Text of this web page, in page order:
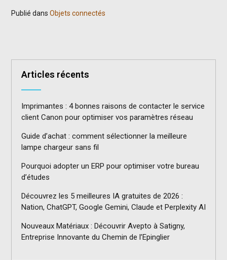
Publié dans Objets connectés
Articles récents
Imprimantes : 4 bonnes raisons de contacter le service
client Canon pour optimiser vos paramètres réseau
Guide d’achat : comment sélectionner la meilleure
lampe chargeur sans fil
Pourquoi adopter un ERP pour optimiser votre bureau
d’études
Découvrez les 5 meilleures IA gratuites de 2026 :
Nation, ChatGPT, Google Gemini, Claude et Perplexity AI
Nouveaux Matériaux : Découvrir Avepto à Satigny,
Entreprise Innovante du Chemin de l’Epinglier